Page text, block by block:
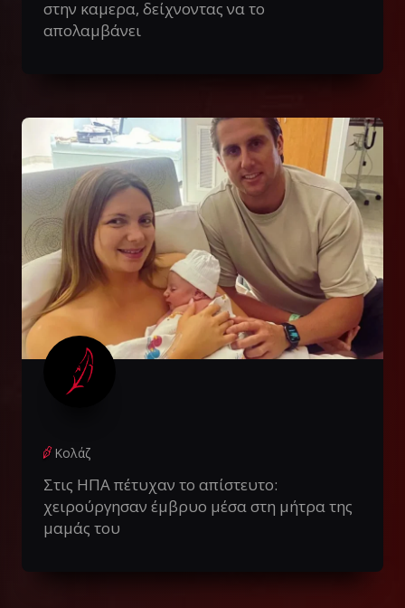
στην καμερα, δείχνοντας να το
απολαμβάνει
Κολάζ
Στις ΗΠΑ πέτυχαν το απίστευτο:
χειρούργησαν έμβρυο μέσα στη μήτρα της
μαμάς του